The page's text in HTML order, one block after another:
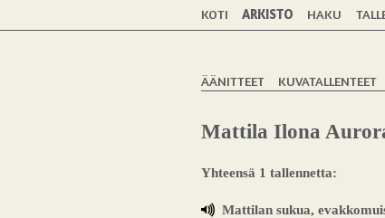
KOTI ARKISTO HAKU
ÄÄNITTEET KUVATALLENTEET
Mattila Ilona
Yhteensä 1 tallennetta:
Mattilan sukua,